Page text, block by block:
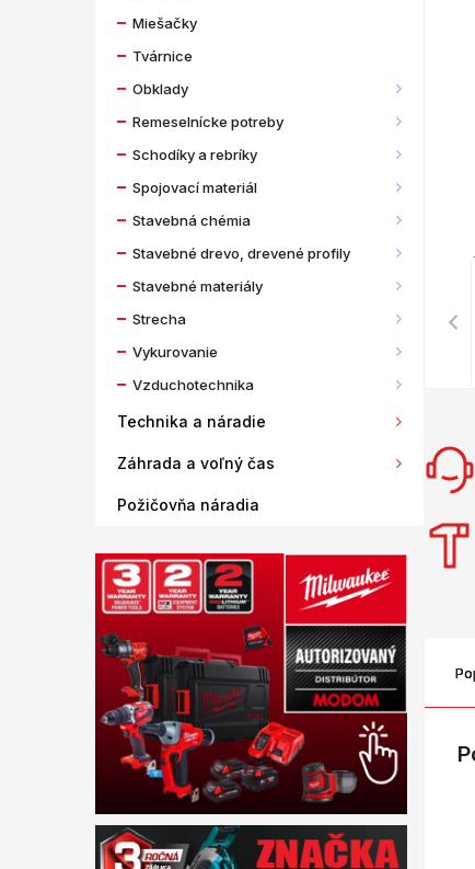
Miešačky
Tvárnice
Obklady
Remeselnícke potreby
Schodíky a rebríky
Spojovací materiál
Stavebná chémia
Stavebné drevo, drevené profily
Stavebné materiály
Strecha
Vykurovanie
Vzduchotechnika
Technika a náradie
Záhrada a voľný čas
Požičovňa náradia